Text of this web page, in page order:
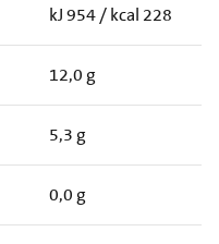
kJ 954 / kcal 228
12,0 g
5,3 g
0,0 g